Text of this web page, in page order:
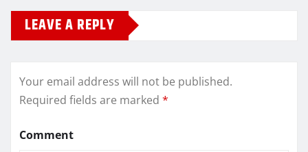
LEAVE A REPLY
Your email address will not be published.
Required fields are marked *
Comment